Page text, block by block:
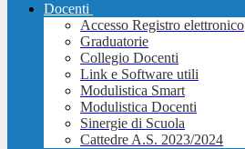
Docenti
Accesso Registro elettronico
Graduatorie
Collegio Docenti
Link e Software utili
Modulistica Smart
Modulistica Docenti
Sinergie di Scuola
Cattedre A.S. 2023/2024